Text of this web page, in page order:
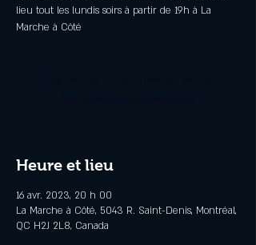
lieu tout les lundis soirs à partir de 19h à La
Marche à Côté
Heure et lieu
16 avr. 2023, 20 h 00
La Marche à Côté, 5043 R. Saint-Denis, Montréal,
QC H2J 2L8, Canada